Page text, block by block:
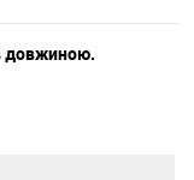
довжиною.